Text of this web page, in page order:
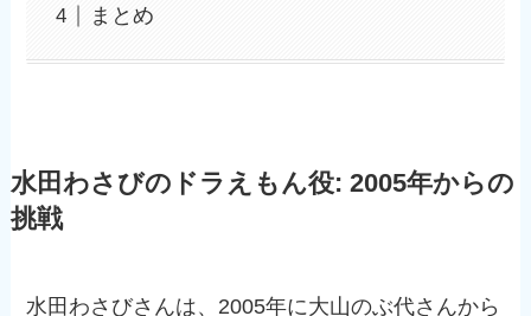
まとめ
水田わさびのドラえもん役: 2005年からの
挑戦
水田わさびさんは、2005年に大山のぶ代さんから